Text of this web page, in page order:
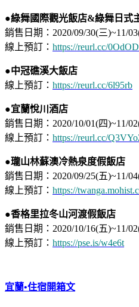
●綠舞國際觀光飯店&綠舞日式
銷售日期：2020/09/30(三)~11/
線上預訂： https://reurl.cc/
●中冠礁溪大飯店
線上預訂： https://reurl.cc/6l95rb
●宜蘭悅川酒店
銷售日期：2020/10/01(四)~11/
線上預訂： https://reurl.cc/
●瓏山林蘇澳冷熱泉度假飯店
銷售日期：2020/09/25(五)~11/
線上預訂： https://
●香格里拉冬山河渡假飯店
銷售日期：2020/10/16(五)~11/
線上預訂： https://pse.is/w4e6t
宜蘭•住宿開箱文